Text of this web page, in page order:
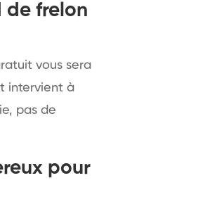
de frelon
vous sera
intervient à
pas de
pour